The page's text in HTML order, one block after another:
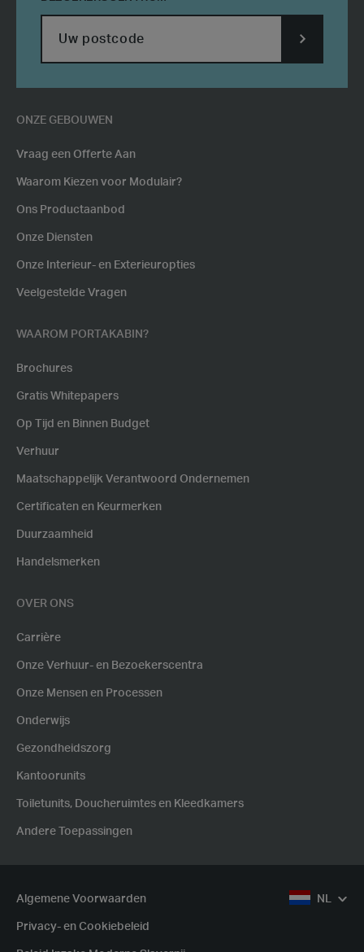
ONZE GEBOUWEN
Vraag een Offerte Aan
Waarom Kiezen voor Modulair?
Ons Productaanbod
Onze Diensten
Onze Interieur- en Exterieuropties
Veelgestelde Vragen
WAAROM PORTAKABIN?
Brochures
Gratis Whitepapers
Op Tijd en Binnen Budget
Verhuur
Maatschappelijk Verantwoord Ondernemen
Certificaten en Keurmerken
Duurzaamheid
Handelsmerken
OVER ONS
Carrière
Onze Verhuur- en Bezoekerscentra
Onze Mensen en Processen
Onderwijs
Gezondheidszorg
Kantoorunits
Toiletunits, Doucheruimtes en Kleedkamers
Andere Toepassingen
POSTCODE
NL
Algemene Voorwaarden
Privacy- en Cookiebeleid